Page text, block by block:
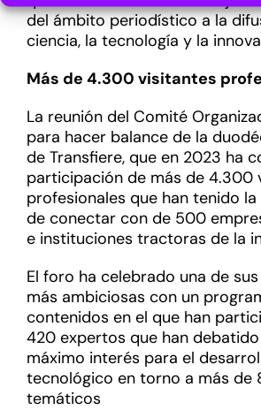
del ámbito periodístico a la
ciencia, la tecnología y la
Más de 4.300 visitantes
La reunión del Comité
para hacer balance de la
de Transfiere, que en 2023 ha
participación de más de 4.300
profesionales que han tenido
de conectar con de 500
e instituciones tractoras de la
El foro ha celebrado una de
más ambiciosas con un
contenidos en el que han
420 expertos que han
máximo interés para el
tecnológico en torno a más de
temáticos